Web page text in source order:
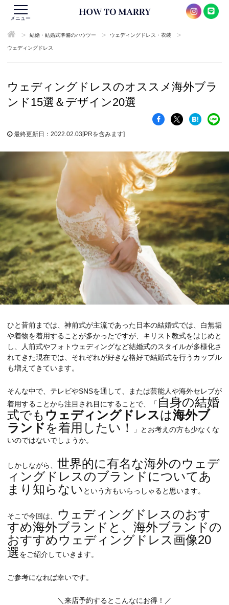
メニュー
> 結婚・結婚式準備のハウツー > ウェディングドレス・衣装 >
ウェディングドレス
ウェディングドレスのオススメ海外ブラ
ンド15選＆デザイン20選
最終更新日：2022.02.03[PRを含みます]
ひと昔前までは、神前式が主流であった日本の結婚式では、白無垢
や着物を着用することが多かったですが、キリスト教式をはじめと
し、人前式やフォトウェディングなど結婚式のスタイルが多様化さ
れてきた現在では、それぞれが好きな格好で結婚式を行うカップル
も増えてきています。
そんな中で、テレビやSNSを通して、または芸能人や海外セレブが
着用することから注目され目にすることで、「 自身の結婚
式でも ウェディングドレスは海外ブ
ランドを着用したい！
」とお考えの方も少なくな
いのではないでしょうか。
しかしながら、 世界的に有名な海外のウェデ
ィングドレスのブランドについてあ
まり知らない という方もいらっしゃると思います。
そこで今回は、
ウェディングドレスのおす
すめ海外ブランドと、海外ブランドの
おすすめウェディングドレス画像20
選をご紹介していきます。
ご参考になれば幸いです。
＼来店予約するとこんなにお得！／